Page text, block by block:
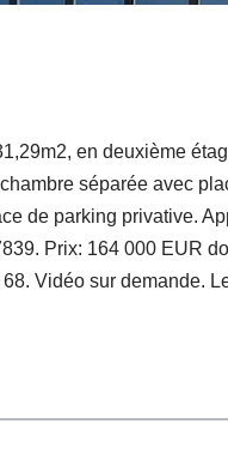
en deuxième
séparée avec
de parking privative.
Prix: 164 000 EUR
Vidéo sur demande.